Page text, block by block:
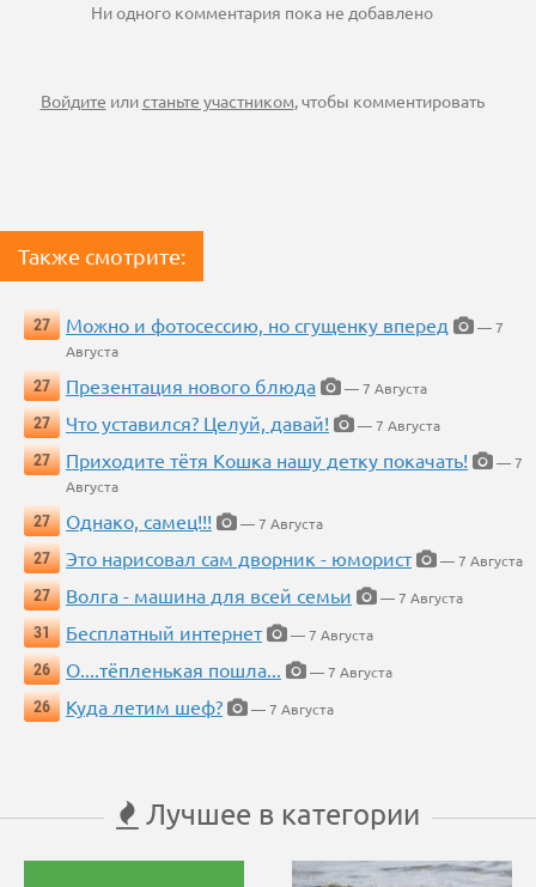
Ни одного комментария пока не добавлено
Войдите илистаньте участником, чтобы комментировать
Также смотрите:
27 Можно и фотосессию, но сгущенку вперед
— 7
Августа
27
Презентация нового блюда
— 7 Августа
27
Что уставился? Целуй, давай!
— 7 Августа
27
Приходите тётя Кошка нашу детку покачать!
— 7
Августа
27
Однако, самец!!!
— 7 Августа
27
Это нарисовал сам дворник - юморист
— 7 Августа
27
Волга - машина для всей семьи
— 7 Августа
31
Бесплатный интернет
— 7 Августа
26
О....тёпленькая пошла...
— 7 Августа
26
Куда летим шеф? — 7 Августа
Лучшее в категории